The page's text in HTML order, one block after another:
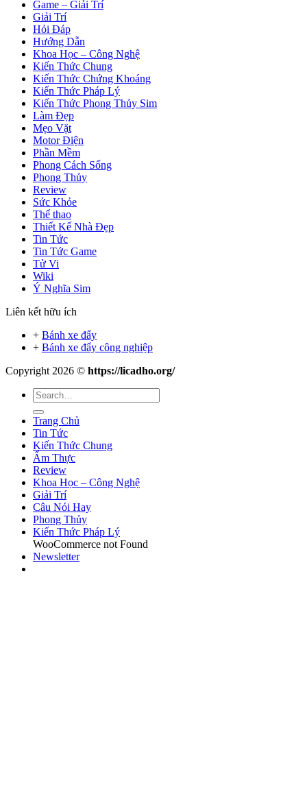
Game – Giải Trí
Giải Trí
Hỏi Đáp
Hướng Dẫn
Khoa Học – Công Nghệ
Kiến Thức Chung
Kiến Thức Chứng Khoáng
Kiến Thức Pháp Lý
Kiến Thức Phong Thủy Sim
Làm Đẹp
Mẹo Vặt
Motor Điện
Phần Mềm
Phong Cách Sống
Phong Thủy
Review
Sức Khỏe
Thể thao
Thiết Kế Nhà Đẹp
Tin Tức
Tin Tức Game
Tử Vi
Wiki
Ý Nghĩa Sim
Liên kết hữu ích
+ Bánh xe đẩy
+ Bánh xe đẩy công nghiệp
Copyright 2026 © https://licadho.org/
Trang Chủ
Tin Tức
Kiến Thức Chung
Ẩm Thực
Review
Khoa Học – Công Nghệ
Giải Trí
Câu Nói Hay
Phong Thủy
Kiến Thức Pháp Lý
WooCommerce not Found
Newsletter